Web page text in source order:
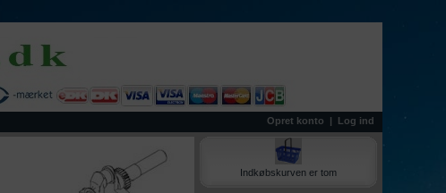
Opret konto | Log ind
Indkøbskurven er tom